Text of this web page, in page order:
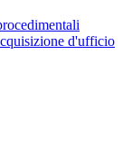
d'ufficio